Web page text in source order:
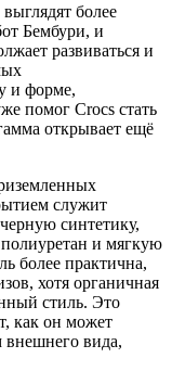
выглядят более
Бембури, и
развиваться и
и форме,
помог Crocs стать
открывает ещё
служит
синтетику,
и мягкую
более практична,
хотя органичная
стиль. Это
как он может
внешнего вида,